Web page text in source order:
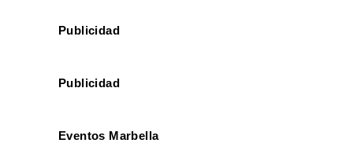
Publicidad
Publicidad
Eventos Marbella